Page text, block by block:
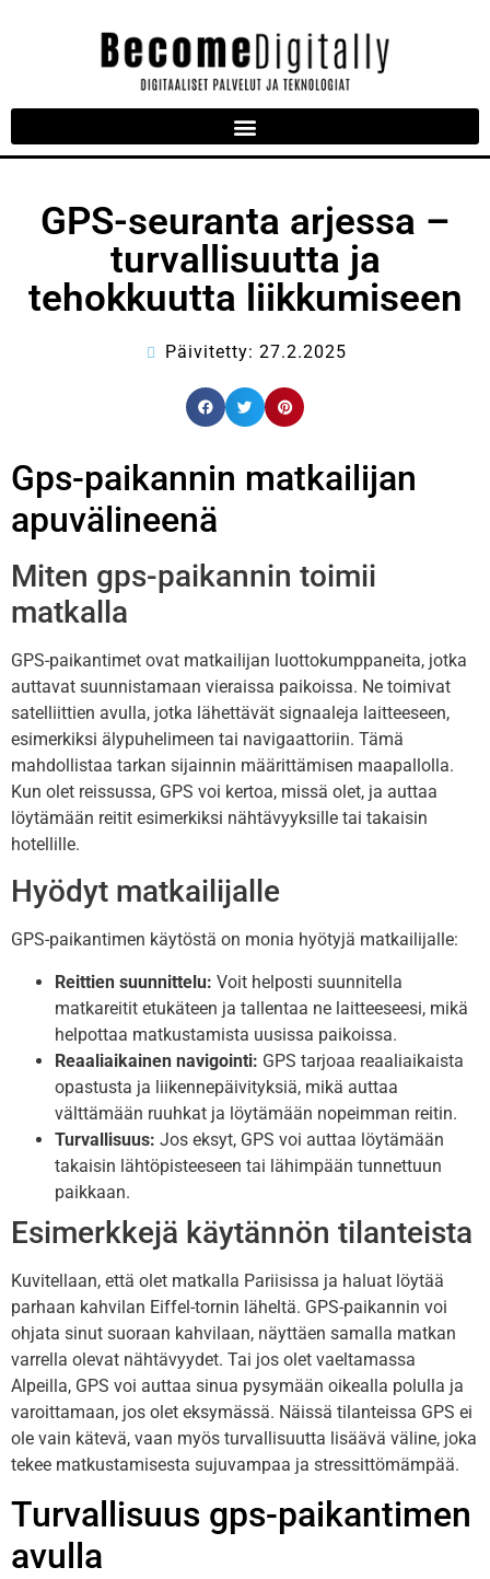
GPS-seuranta arjessa –
turvallisuutta ja
tehokkuutta liikkumiseen
Päivitetty: 27.2.2025
Gps-paikannin matkailijan
apuvälineenä
Miten gps-paikannin toimii
matkalla
GPS-paikantimet ovat matkailijan luottokumppaneita, jotka
auttavat suunnistamaan vieraissa paikoissa. Ne toimivat
satelliittien avulla, jotka lähettävät signaaleja laitteeseen,
esimerkiksi älypuhelimeen tai navigaattoriin. Tämä
mahdollistaa tarkan sijainnin määrittämisen maapallolla.
Kun olet reissussa, GPS voi kertoa, missä olet, ja auttaa
löytämään reitit esimerkiksi nähtävyyksille tai takaisin
hotellille.
Hyödyt matkailijalle
GPS-paikantimen käytöstä on monia hyötyjä matkailijalle:
Reittien suunnittelu: Voit helposti suunnitella
matkareitit etukäteen ja tallentaa ne laitteeseesi, mikä
helpottaa matkustamista uusissa paikoissa.
Reaaliaikainen navigointi: GPS tarjoaa reaaliaikaista
opastusta ja liikennepäivityksiä, mikä auttaa
välttämään ruuhkat ja löytämään nopeimman reitin.
Turvallisuus: Jos eksyt, GPS voi auttaa löytämään
takaisin lähtöpisteeseen tai lähimpään tunnettuun
paikkaan.
Esimerkkejä käytännön tilanteista
Kuvitellaan, että olet matkalla Pariisissa ja haluat löytää
parhaan kahvilan Eiffel-tornin läheltä. GPS-paikannin voi
ohjata sinut suoraan kahvilaan, näyttäen samalla matkan
varrella olevat nähtävyydet. Tai jos olet vaeltamassa
Alpeilla, GPS voi auttaa sinua pysymään oikealla polulla ja
varoittamaan, jos olet eksymässä. Näissä tilanteissa GPS ei
ole vain kätevä, vaan myös turvallisuutta lisäävä väline, joka
tekee matkustamisesta sujuvampaa ja stressittömämpää.
Turvallisuus gps-paikantimen
avulla